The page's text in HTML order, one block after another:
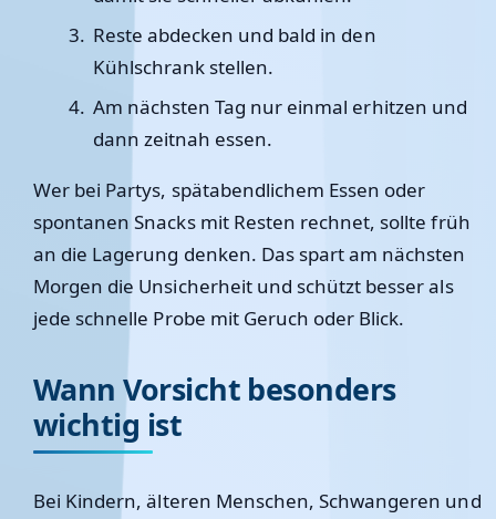
Reste abdecken und bald in den
Kühlschrank stellen.
Am nächsten Tag nur einmal erhitzen und
dann zeitnah essen.
Wer bei Partys, spätabendlichem Essen oder
spontanen Snacks mit Resten rechnet, sollte früh
an die Lagerung denken. Das spart am nächsten
Morgen die Unsicherheit und schützt besser als
jede schnelle Probe mit Geruch oder Blick.
Wann Vorsicht besonders
wichtig ist
Bei Kindern, älteren Menschen, Schwangeren und